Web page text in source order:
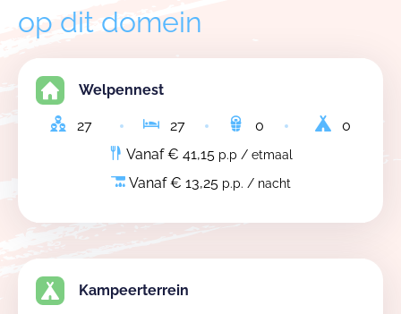
op dit domein
Welpennest
27 27 0
0
Vanaf € 41,15 p.p / etmaal
Vanaf € 13,25 p.p. / nacht
Kampeerterrein